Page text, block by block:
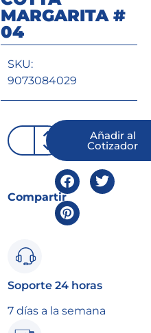
MARGARITA #
04
SKU:
9073084029
Añadir al
Cotizador
Compartir
Soporte 24 horas
7 días a la semana